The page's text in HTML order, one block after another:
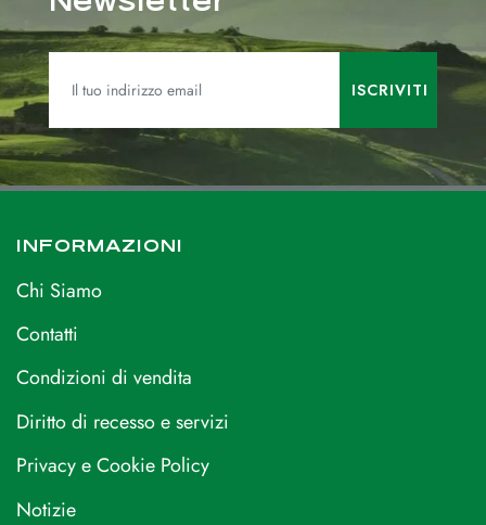
INFORMAZIONI
Chi Siamo
Contatti
Condizioni di vendita
Diritto di recesso e servizi
Privacy e Cookie Policy
Notizie